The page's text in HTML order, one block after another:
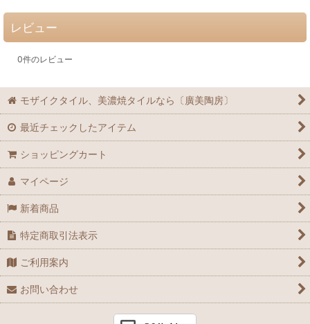
レビュー
0件のレビュー
モザイクタイル、美濃焼タイルなら〔廣美陶房〕
最近チェックしたアイテム
ショッピングカート
マイページ
新着商品
特定商取引法表示
ご利用案内
お問い合わせ